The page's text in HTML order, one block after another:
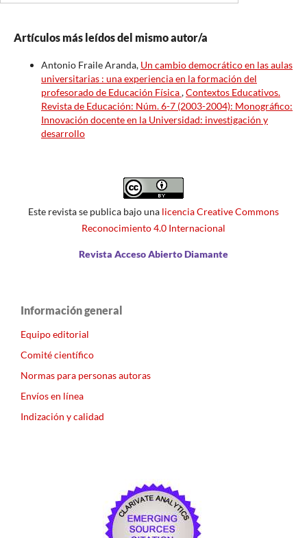
Artículos más leídos del mismo autor/a
Antonio Fraile Aranda, Un cambio democrático en las aulas
universitarias : una experiencia en la formación del
profesorado de Educación Física,Contextos Educativos.
Revista de Educación: Núm. 6-7 (2003-2004): Monográfico:
Innovación docente en la Universidad: investigación y
desarrollo
Este revista se publica bajo una licencia Creative Commons
Reconocimiento 4.0 Internacional
Revista Acceso Abierto Diamante
Información general
Equipo editorial
Comité científico
Normas para personas autoras
Envíos en línea
Indización y calidad